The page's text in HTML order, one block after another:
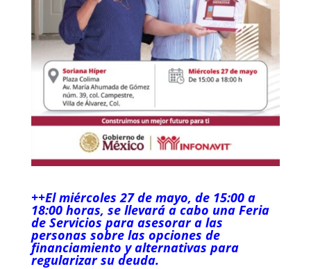
++El miércoles 27 de mayo, de 15:00 a
18:00 horas, se llevará a cabo una Feria
de Servicios para asesorar a las
personas sobre las opciones de
financiamiento y alternativas para
regularizar su deuda.